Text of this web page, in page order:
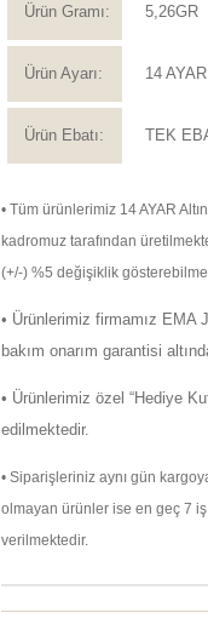
Ürün Gramı: 5,26GR
Ürün Ayarı: 14 AYAR
Ürün Ebatı: TEK
• Tüm ürünlerimiz 14 AYAR
kadromuz tarafından
(+/-) %5 değişiklik
• Ürünlerimiz firmamız EMA
bakım onarım garantisi
• Ürünlerimiz özel “Hediye
edilmektedir.
• Siparişleriniz aynı gün
olmayan ürünler ise en geç 7
verilmektedir.